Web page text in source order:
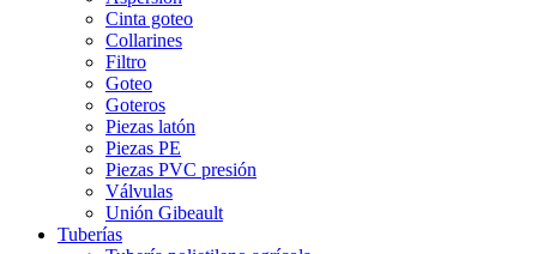
Cinta goteo
Collarines
Filtro
Goteo
Goteros
Piezas latón
Piezas PE
Piezas PVC presión
Válvulas
Unión Gibeault
Tuberías